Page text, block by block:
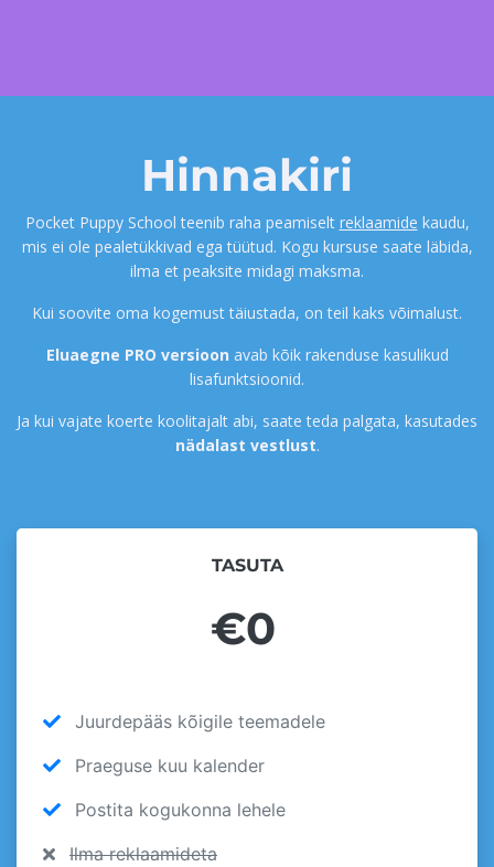
Hinnakiri
Pocket Puppy School teenib raha peamiselt reklaamide kaudu,
mis ei ole pealetükkivad ega tüütud. Kogu kursuse saate läbida,
ilma et peaksite midagi maksma.
Kui soovite oma kogemust täiustada, on teil kaks võimalust.
Eluaegne PRO versioon avab kõik rakenduse kasulikud
lisafunktsioonid.
Ja kui vajate koerte koolitajalt abi, saate teda palgata, kasutades
nädalast vestlust.
TASUTA
€0
Juurdepääs kõigile teemadele
Praeguse kuu kalender
Postita kogukonna lehele
Ilma reklaamideta